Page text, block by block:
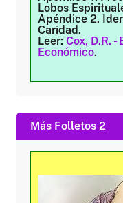
Lobos
Apéndice 2.
Caridad.
Leer: Cox, D.R.
Económico.
Más Folletos 2